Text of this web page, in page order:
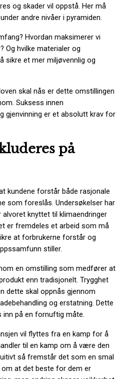
og skader vil oppstå. Her må
andre nivåer i pyramiden.
Hvordan maksimerer vi
Og hvilke materialer og
sikre et mer miljøvennlig og
skal nås er dette omstillingen
Suksess innen
gjenvinning er et absolutt krav for
på
kundene forstår både rasjonale
som foreslås. Undersøkelser har
knyttet til klimaendringer
er fremdeles et arbeid som må
at forbrukerne forstår og
stiller.
en omstilling som medfører at
enn tradisjonelt. Trygghet
dette skal oppnås gjennom
og erstatning. Dette
inn på en fornuftig måte.
vil flyttes fra en kamp for å
til en kamp om å være den
så fremstår det som en smal
at det beste for dem er